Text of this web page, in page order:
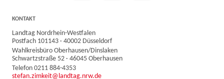
KONTAKT
Landtag Nordrhein-Westfalen
Postfach 101143 · 40002 Düsseldorf
Wahlkreisbüro Oberhausen/Dinslaken
Schwartzstraße 52 · 46045 Oberhausen
Telefon 0211 884-4353
stefan.zimkeit@landtag.nrw.de